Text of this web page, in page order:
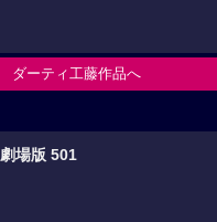
ダーティ工藤作品へ
劇場版 501